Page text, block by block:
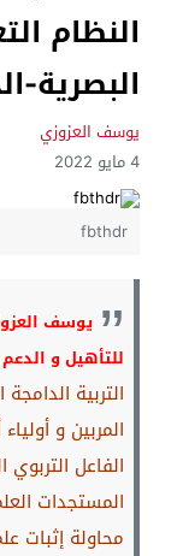
النظام
البصرية-
يوسف العزوزي
4 مايو 2022
fbthdr
يوسف
للتأهيل و
التربية
المربين و
الفاعل
المستجدات
محاولة إثبات